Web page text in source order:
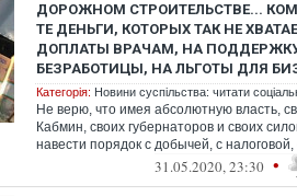
ДОРОЖНОМ СТРОИТЕЛЬСТВЕ...
ТЕ ДЕНЬГИ, КОТОРЫХ ТАК НЕ
ДОПЛАТЫ ВРАЧАМ, НА
БЕЗРАБОТИЦЫ, НА ЛЬГОТЫ ДЛЯ
Категорія: Новини суспільства: читати
Не верю, что имея абсолютную власть,
Кабмин, своих губернаторов и своих
навести порядок с добычей, с налоговой,
31.05.2020, 23:30 •